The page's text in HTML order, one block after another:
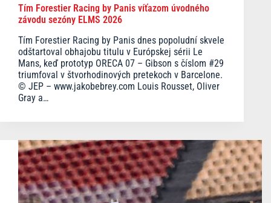
Tím Forestier Racing by Panis víťazom úvodného
závodu sezóny ELMS 2026
Tím Forestier Racing by Panis dnes popoludní skvele
odštartoval obhajobu titulu v Európskej sérii Le
Mans, keď prototyp ORECA 07 – Gibson s číslom #29
triumfoval v štvorhodinových pretekoch v Barcelone.
© JEP – www.jakobebrey.com Louis Rousset, Oliver
Gray a…